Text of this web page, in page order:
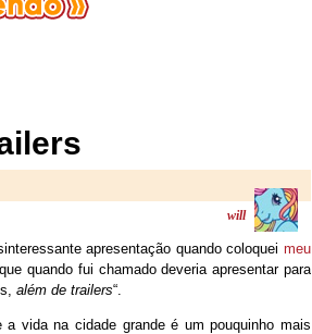
will
apresentação quando coloquei meu
quando fui chamado deveria apresentar para
além de trailers“.
vida na cidade grande é um pouquinho mais